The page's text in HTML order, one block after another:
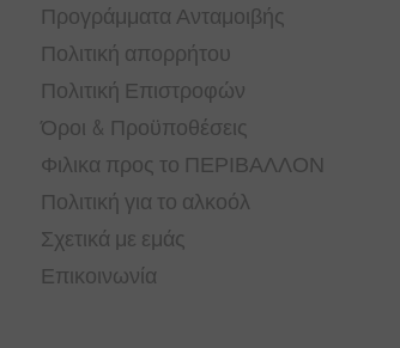
Προγράμματα Ανταμοιβής
Πολιτική απορρήτου
Πολιτική Επιστροφών
Όροι & Προϋποθέσεις
Φιλικα προς το ΠΕΡΙΒΑΛΛΟΝ
Πολιτική για το αλκοόλ
Σχετικά με εμάς
Επικοινωνία